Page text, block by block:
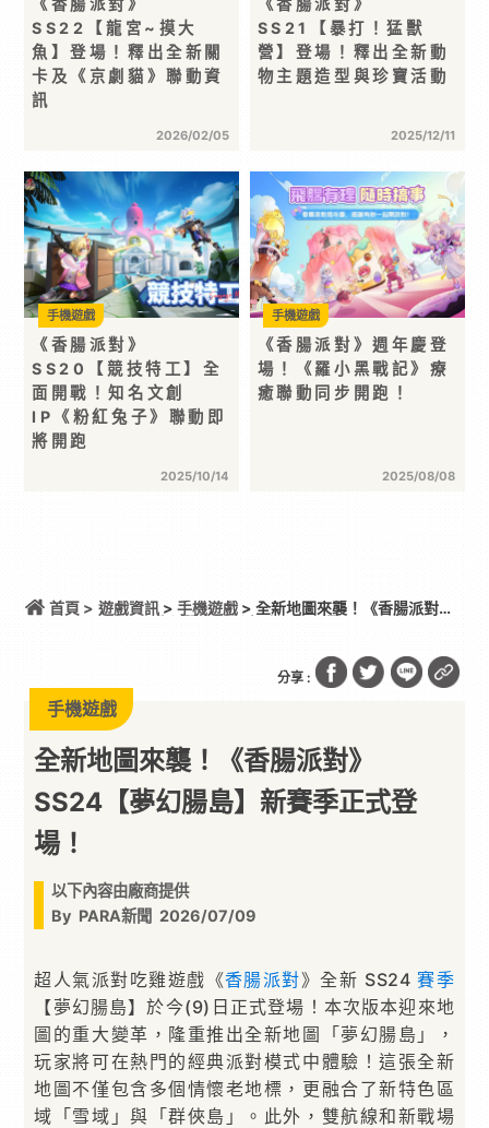
《香腸派對》
SS22【龍宮~摸大
魚】登場！釋出全新關
卡及《京劇貓》聯動資
訊
2026/02/05
《香腸派對》
SS21【暴打！猛獸
營】登場！釋出全新動
物主題造型與珍寶活動
2025/12/11
《香腸派對》
SS20【競技特工】全
面開戰！知名文創
IP《粉紅兔子》聯動即
將開跑
2025/10/14
手機遊戲
《香腸派對》週年慶登
場！《羅小黑戰記》療
癒聯動同步開跑！
2025/08/08
手機遊戲
首頁 > 遊戲資訊> 手機遊戲> 全新地圖來襲！《香腸派對》
分享 :
手機遊戲
全新地圖來襲！《香腸派對》
SS24【夢幻腸島】新賽季正式登
場！
以下內容由廠商提供
By PARA新聞 2026/07/09
超人氣派對吃雞遊戲《香腸派對》全新 SS24賽季
【夢幻腸島】於今(9)日正式登場！本次版本迎來地
圖的重大變革，隆重推出全新地圖「夢幻腸島」，
玩家將可在熱門的經典派對模式中體驗！這張全新
地圖不僅包含多個情懷老地標，更融合了新特色區
域「雪域」與「群俠島」。此外，雙航線和新戰場